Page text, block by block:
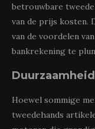
betrouwbare
van de prijs kosten.
van de voordelen
bankrekening te
Hoewel sommige
tweedehands